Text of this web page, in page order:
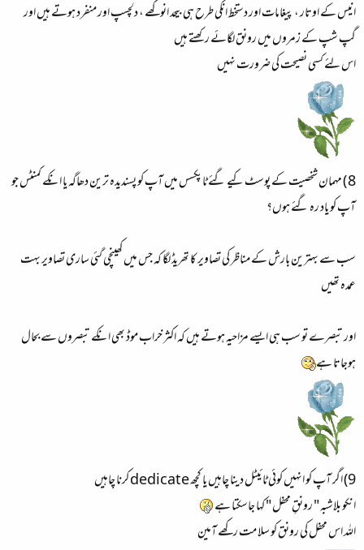
انیس کے اوتار ، پیغامات اور دستخط انکی طرح ہی بیحد انوکھے ، دلچسپ اور منفرد ہوتے ہیں اور
گپ شپ کے زمروں میں رونق لگائے رکھتے ہیں
اس لئے کسی نصیحت کی ضرورت نہیں
8 ) مہمان شخصیت کے پوسٹ کیے گئے ٹاپکسس میں آپ کو پسندیدہ ترین دھاگہ یا انکے کمنٹس جو
آپ کو یاد رہ گئے ہوں؟
سب سے بہترین بارش کے مناظر کی تصاویر کا تھریڈ لگا کہ جس میں کھینچی گئی ساری تصاویر بہت
عمدہ تھیں
اور تبصرے تو سب ہی ایسے مزاحیہ ہوتے ہیں کہ اکثر خراب موڈ بھی انکے تبصروں سے بحال
ہوجاتا ہے
9) اگر آپ کو انہیں کوئی ٹائیٹل دینا چاہیں یا کچھ dedicate کرنا چاہیں
انکو بلاشبہ " رونقِ محفل " کہا جاسکتا ہے
اللہ اس محفل کی رونق کو سلا مت رکھے آمین